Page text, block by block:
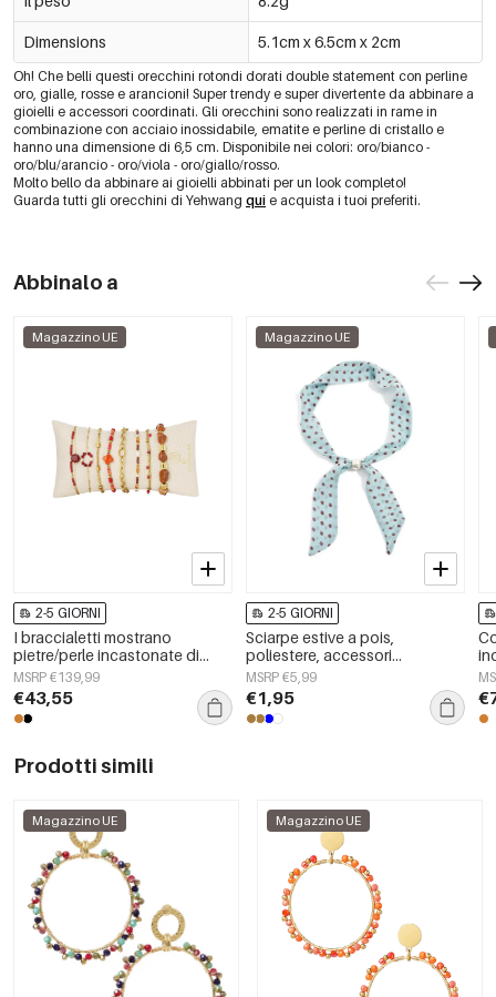
Dimensions 5.1cm x 6.5cm x 2cm
Oh! Che belli questi orecchini rotondi dorati double statement con perline
oro, gialle, rosse e arancioni! Super trendy e super divertente da abbinare a
gioielli e accessori coordinati. Gli orecchini sono realizzati in rame in
combinazione con acciaio inossidabile, ematite e perline di cristallo e
hanno una dimensione di 6,5 cm. Disponibile nei colori: oro/bianco -
oro/blu/arancio - oro/viola - oro/giallo/rosso.
Molto bello da abbinare ai gioielli abbinati per un look completo!
Guarda tutti gli orecchini di Yehwang qui e acquista i tuoi preferiti.
Abbinalo a
Magazzino UE
2-5 GIORNI
I braccialetti mostrano
pietre/perle incastonate di
gioielli Gold Stainless Steel
MSRP €139,99
€43,55
Magazzino UE
2-5 GIORNI
Sciarpe estive a pois,
poliestere, accessori
quotidiani
MSRP €5,99
€1,95
Prodotti simili
Magazzino UE Magazzino UE